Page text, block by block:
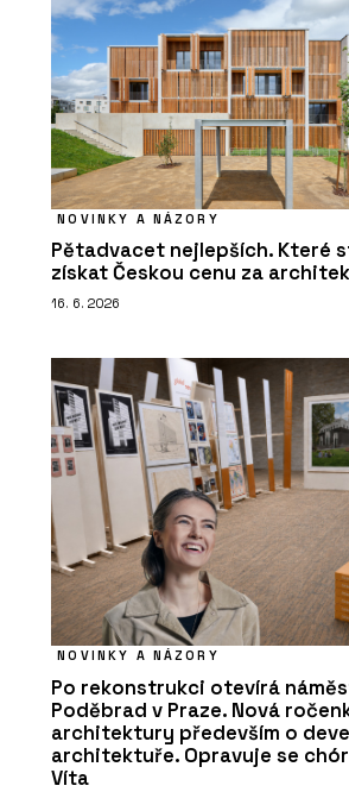
NOVINKY A NÁZORY
Pětadvacet nejlepších. Které
získat Českou cenu za
16. 6. 2026
NOVINKY A NÁZORY
Po rekonstrukci otevírá
Poděbrad v Praze. Nová
architektury především o
architektuře. Opravuje se
Víta